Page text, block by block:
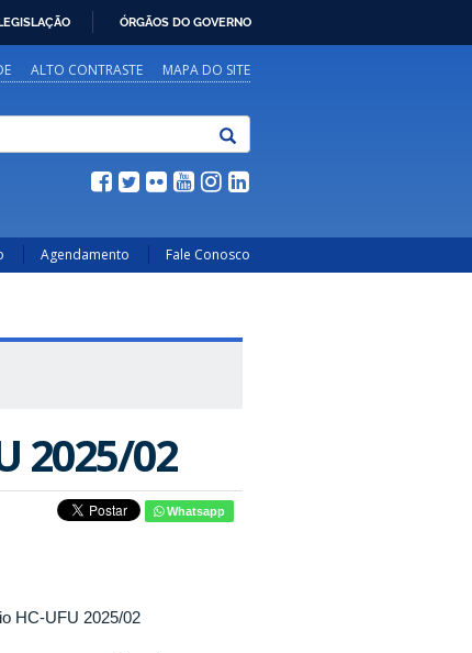
ÓRGÃOS DO GOVERNO
ALTO CONTRASTE MAPA DO SITE
Agendamento Fale Conosco
2025/02
Whatsapp
HC-UFU 2025/02